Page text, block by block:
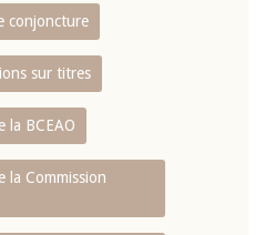
conjoncture
sur titres
la BCEAO
la Commission